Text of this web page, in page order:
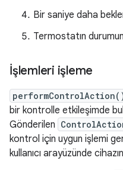
Bir saniye daha
Termostatın
İşlemleri işleme
bir kontrolle etkileşimde
Gönderilen
kontrol için uygun işlemi
kullanıcı arayüzünde